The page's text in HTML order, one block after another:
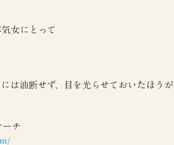
女にとって
は油断せず、目を光らせておいたほう
ーチ